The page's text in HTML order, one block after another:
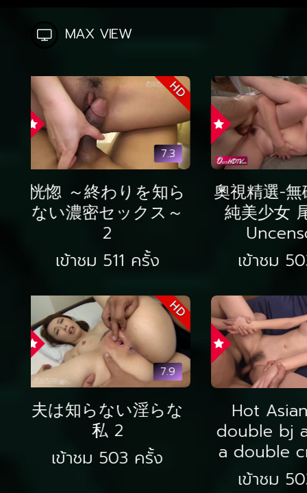
MAX VIEW
8.5
HD
カリビアン・ダイヤ
モンド Vol.4 2
เข้าชม 499 ครั้ง
女教師・
輩教師の
- 神
เข้าชม
8.6
SUB
STAR-743 มานากะ มิ
นามิ ก่อนเรียนจบพบครู
มืด มีของขวัญวันเรียน
Sexy
licked
เข้าชม